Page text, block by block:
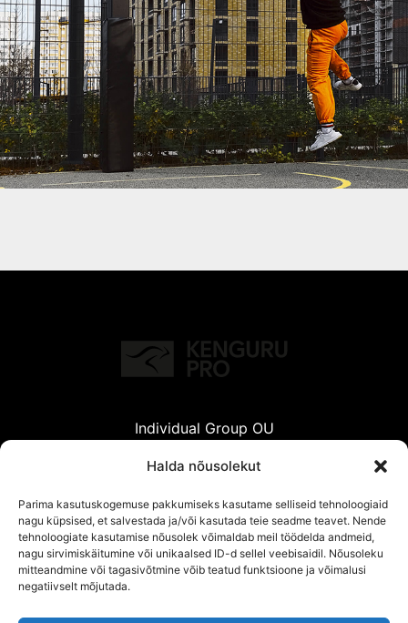
Halda nõusolekut
Parima kasutuskogemuse pakkumiseks kasutame selliseid tehnoloogiaid
nagu küpsised, et salvestada ja/või kasutada teie seadme teavet. Nende
tehnoloogiate kasutamise nõusolek võimaldab meil töödelda andmeid,
nagu sirvimiskäitumine või unikaalsed ID-d sellel veebisaidil. Nõusoleku
mitteandmine või tagasivõtmine võib teatud funktsioone ja võimalusi
negatiivselt mõjutada.
Individual Group OU
Info@kenguru.ee
+372 55 020 99
Privaatsuspoliitika